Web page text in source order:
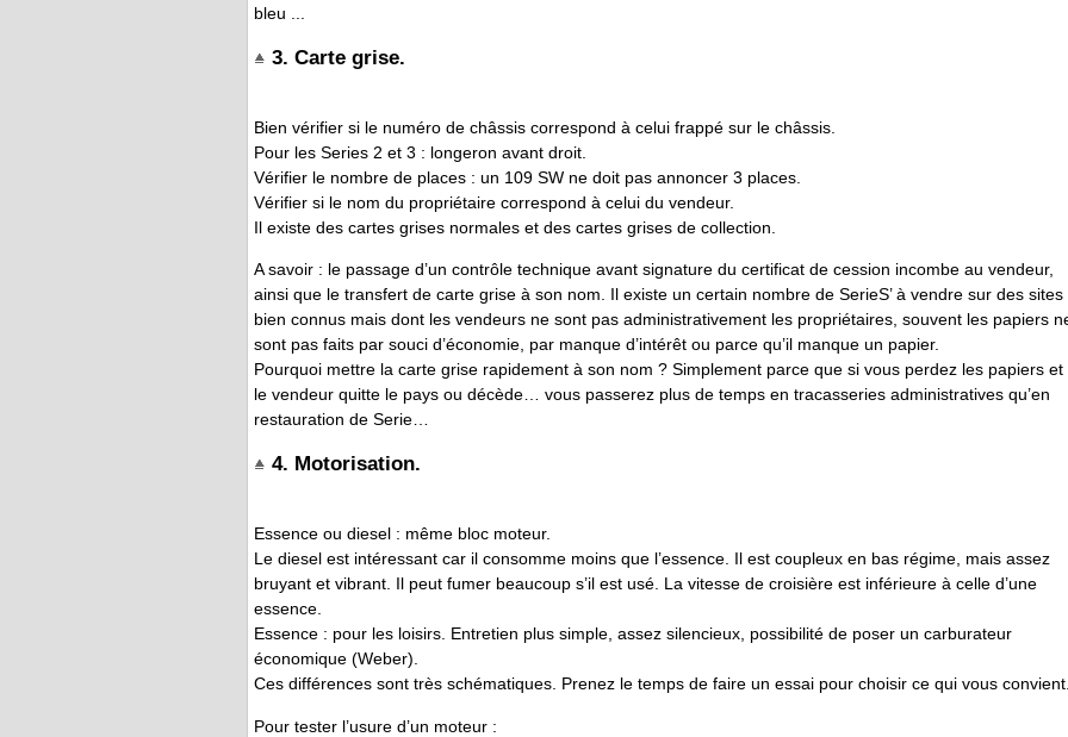
bleu ...
3. Carte grise.
Bien vérifier si le numéro de châssis correspond à celui frappé sur le châssis.
Pour les Series 2 et 3 : longeron avant droit.
Vérifier le nombre de places : un 109 SW ne doit pas annoncer 3 places.
Vérifier si le nom du propriétaire correspond à celui du vendeur.
Il existe des cartes grises normales et des cartes grises de collection.
A savoir : le passage d’un contrôle technique avant signature du certificat de cession incombe au vendeur,
ainsi que le transfert de carte grise à son nom. Il existe un certain nombre de SerieS’ à vendre sur des sites
bien connus mais dont les vendeurs ne sont pas administrativement les propriétaires, souvent les papiers
sont pas faits par souci d’économie, par manque d’intérêt ou parce qu’il manque un papier.
Pourquoi mettre la carte grise rapidement à son nom ? Simplement parce que si vous perdez les papiers et
le vendeur quitte le pays ou décède… vous passerez plus de temps en tracasseries administratives qu’en
restauration de Serie…
4. Motorisation.
Essence ou diesel : même bloc moteur.
Le diesel est intéressant car il consomme moins que l’essence. Il est coupleux en bas régime, mais assez
bruyant et vibrant. Il peut fumer beaucoup s’il est usé. La vitesse de croisière est inférieure à celle d’une
essence.
Essence : pour les loisirs. Entretien plus simple, assez silencieux, possibilité de poser un carburateur
économique (Weber).
Ces différences sont très schématiques. Prenez le temps de faire un essai pour choisir ce qui vous
Pour tester l’usure d’un moteur :